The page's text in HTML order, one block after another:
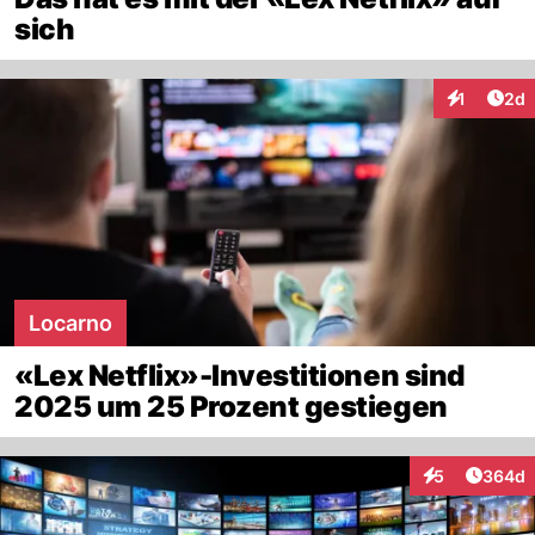
sich
1 2d
Locarno
«Lex Netflix»-Investitionen sind
2025 um 25 Prozent gestiegen
5
Interaktionen
364d